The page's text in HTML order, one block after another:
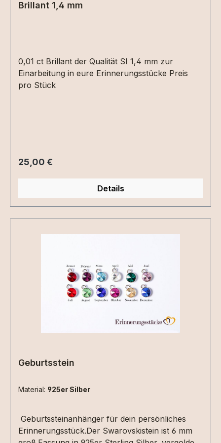
Brillant 1,4 mm
0,01 ct Brillant der Qualität SI 1,4 mm zur
Einarbeitung in eure Erinnerungsstücke Preis
pro Stück
Regulärer Preis:
25,00 €
Details
Geburtsstein
Material: 925er Silber
Geburtssteinanhänger für dein persönliches
Erinnerungsstück.Der Swarovskistein ist 6 mm